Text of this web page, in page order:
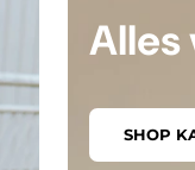
Alles
SHOP